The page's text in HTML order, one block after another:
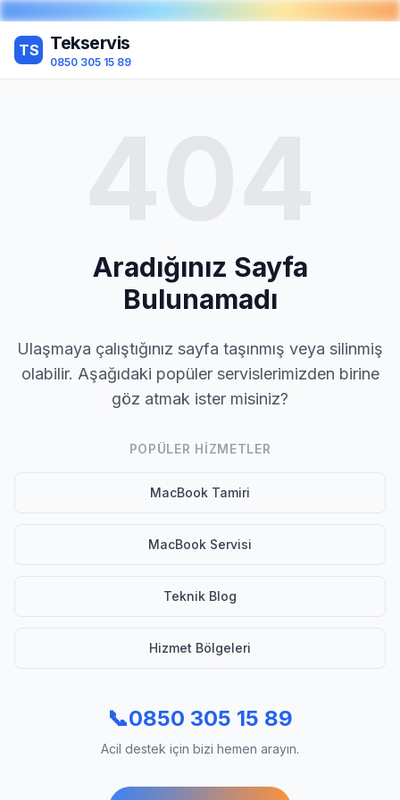
TS Tekservis
0850 305 15 89
Aradığınız Sayfa
Bulunamadı
Ulaşmaya çalıştığınız sayfa taşınmış veya silinmiş
olabilir. Aşağıdaki popüler servislerimizden birine
göz atmak ister misiniz?
POPÜLER HIZMETLER
MacBook Tamiri
MacBook Servisi
Teknik Blog
Hizmet Bölgeleri
📞0850 305 15 89
Acil destek için bizi hemen arayın.